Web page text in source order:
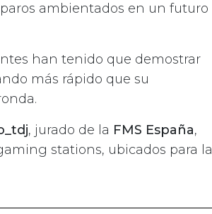
ambientados en un futuro
han tenido que demostrar
más rápido que su
, jurado de la FMS España,
stations, ubicados para la